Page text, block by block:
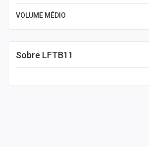
VOLUME MÉDIO
Sobre LFTB11
Leia mais